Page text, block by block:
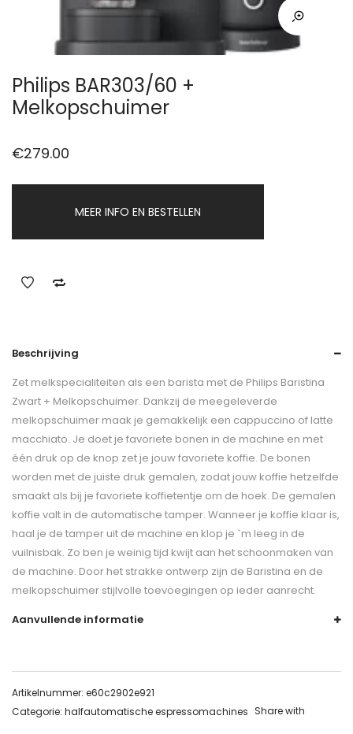
Philips BAR303/60 +
Melkopschuimer
€279.00
MEER INFO EN BESTELLEN
Beschrijving
Zet melkspecialiteiten als een barista met de Philips Baristina
Zwart + Melkopschuimer. Dankzij de meegeleverde
melkopschuimer maak je gemakkelijk een cappuccino of latte
macchiato. Je doet je favoriete bonen in de machine en met
één druk op de knop zet je jouw favoriete koffie. De bonen
worden met de juiste druk gemalen, zodat jouw koffie hetzelfde
smaakt als bij je favoriete koffietentje om de hoek. De gemalen
koffie valt in de automatische tamper. Wanneer je koffie klaar is,
haal je de tamper uit de machine en klop je `m leeg in de
vuilnisbak. Zo ben je weinig tijd kwijt aan het schoonmaken van
de machine. Door het strakke ontwerp zijn de Baristina en de
melkopschuimer stijlvolle toevoegingen op ieder aanrecht.
Aanvullende informatie
Artikelnummer: e60c2902e921
Categorie: halfautomatische espressomachines Share with